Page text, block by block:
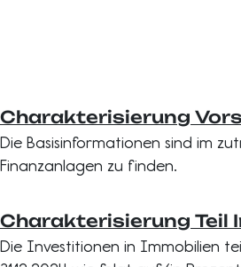
Charakterisierung
Die Basisinformationen sind im
Finanzanlagen zu finden.
Charakterisierung Teil
Die Investitionen in Immobilien